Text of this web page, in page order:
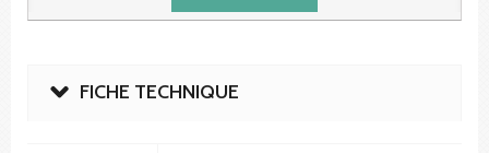
FICHE TECHNIQUE